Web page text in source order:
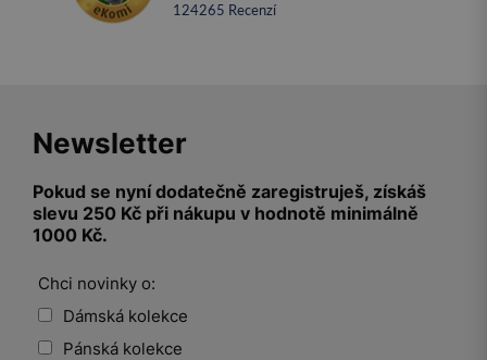
124265 recenzí
Newsletter
Pokud se nyní dodatečně zaregistruješ, získáš
slevu 250 Kč při nákupu v hodnotě minimálně
1000 Kč.
Chci novinky o:
Dámská kolekce
Pánská kolekce